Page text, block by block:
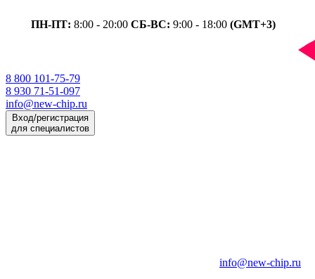
ПН-ПТ: 8:00 - 20:00 СБ-ВС: 9:00 - 18:00 (GMT+3)
8 800 101-75-79
8 930 71-51-097
info@new-chip.ru
Вход/регистрация
для специалистов
info@new-chip.ru